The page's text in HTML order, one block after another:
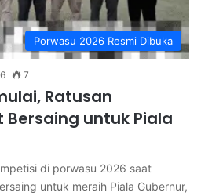
Porwasu 2026 Resmi Dibuka
7
Ratusan
untuk Piala
di porwasu 2026 saat
untuk meraih Piala Gubernur,